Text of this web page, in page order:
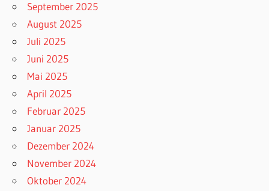
September 2025
August 2025
Juli 2025
Juni 2025
Mai 2025
April 2025
Februar 2025
Januar 2025
Dezember 2024
November 2024
Oktober 2024